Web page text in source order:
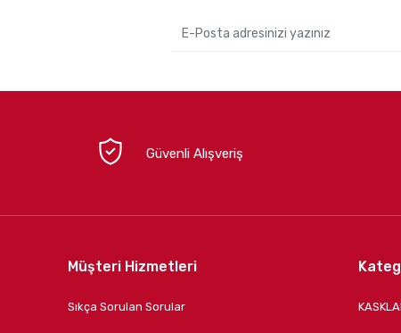
Güvenli Alışveriş
Müşteri Hizmetleri
Sıkça Sorulan Sorular